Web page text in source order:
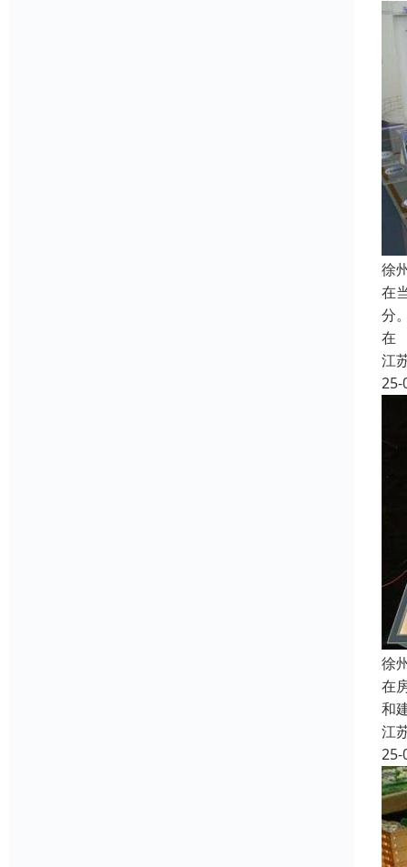
徐
在
分
在
江
25-
徐
在
和
江
25-